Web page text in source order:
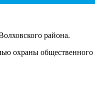
района.
охраны общественного